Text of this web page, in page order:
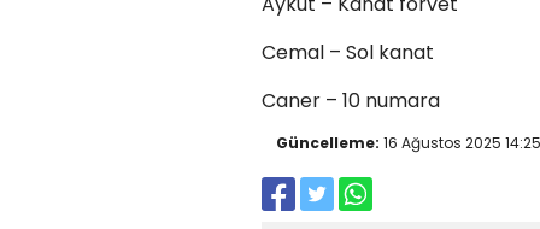
Cemal – Sol kanat
Caner – 10 numara
Güncelleme: 16 Ağustos 2025 14:25